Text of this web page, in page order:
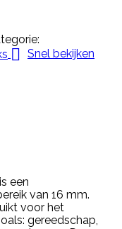
 Snel bekijken
een
van 16 mm.
voor het
gereedschap,